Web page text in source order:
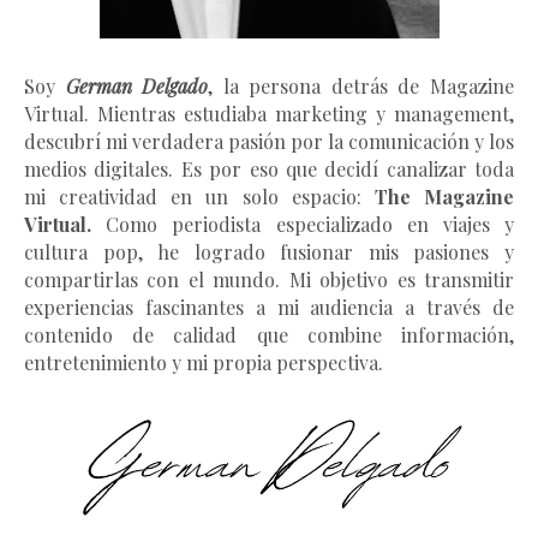
Soy German Delgado, la persona detrás de Magazine
Virtual. Mientras estudiaba marketing y management,
descubrí mi verdadera pasión por la comunicación y los
medios digitales. Es por eso que decidí canalizar toda
mi creatividad en un solo espacio: The Magazine
Virtual. Como periodista especializado en viajes y
cultura pop, he logrado fusionar mis pasiones y
compartirlas con el mundo. Mi objetivo es transmitir
experiencias fascinantes a mi audiencia a través de
contenido de calidad que combine información,
entretenimiento y mi propia perspectiva.